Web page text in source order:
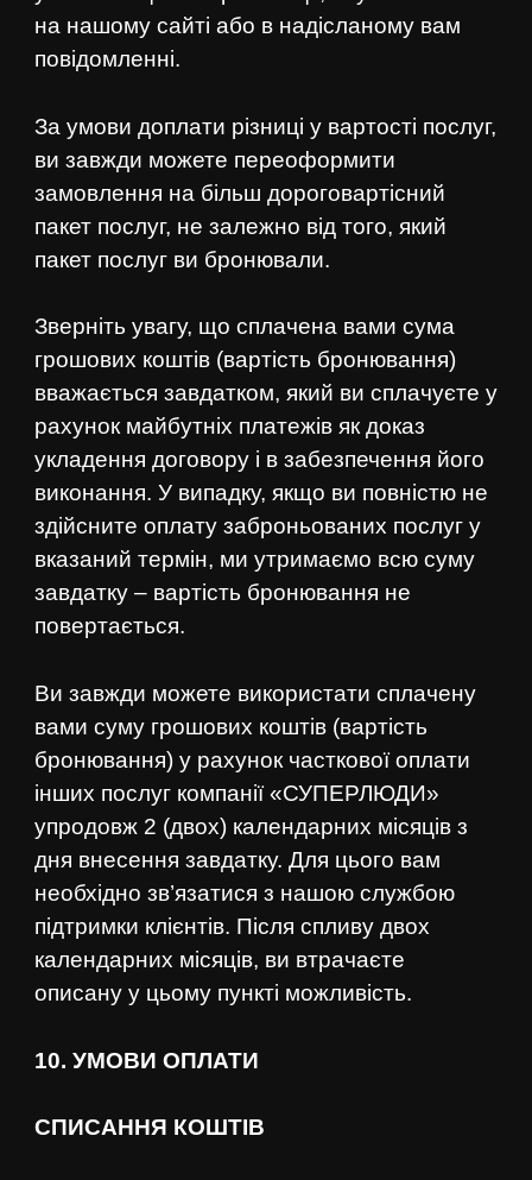
на нашому сайті або в надісланому вам
повідомленні.
За умови доплати різниці у вартості послуг,
ви завжди можете переоформити
замовлення на більш дороговартісний
пакет послуг, не залежно від того, який
пакет послуг ви бронювали.
Зверніть увагу, що сплачена вами сума
грошових коштів (вартість бронювання)
вважається завдатком, який ви сплачуєте у
рахунок майбутніх платежів як доказ
укладення договору і в забезпечення його
виконання. У випадку, якщо ви повністю не
здійсните оплату заброньованих послуг у
вказаний термін, ми утримаємо всю суму
завдатку – вартість бронювання не
повертається.
Ви завжди можете використати сплачену
вами суму грошових коштів (вартість
бронювання) у рахунок часткової оплати
інших послуг компанії «СУПЕРЛЮДИ»
упродовж 2 (двох) календарних місяців з
дня внесення завдатку. Для цього вам
необхідно зв’язатися з нашою службою
підтримки клієнтів. Після спливу двох
календарних місяців, ви втрачаєте
описану у цьому пункті можливість.
10. УМОВИ ОПЛАТИ
СПИСАННЯ КОШТІВ